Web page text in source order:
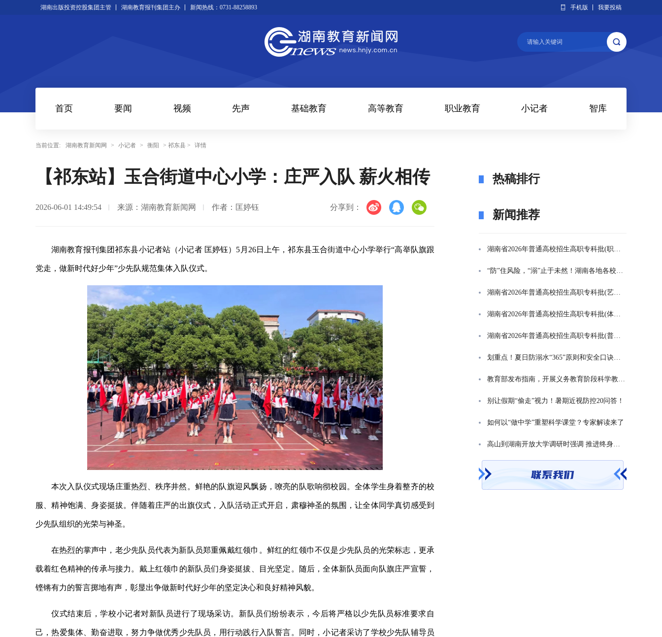
湖南出版投资控股集团主管 湖南教育报刊集团主办 新闻热线：0731-88258893 手机版 我要投稿
首页 要闻 视频 先声 基础教育 高等教育 职业教育 小记者 智库
当前位置: 湖南教育新闻网 > 小记者 > 衡阳 > 祁东县 > 详情
【祁东站】玉合街道中心小学：庄严入队 薪火相传
2026-06-01 14:49:54 来源：湖南教育新闻网 作者：匡婷钰 分享到：
湖南教育报刊集团祁东县小记者站（小记者 匡婷钰）5月26日上午，祁东县玉合街道中心小学举行“高举队旗跟
党走，做新时代好少年”少先队规范集体入队仪式。
本次入队仪式现场庄重热烈、秩序井然。鲜艳的队旗迎风飘扬，嘹亮的队歌响彻校园。全体学生身着整齐的校
服、精神饱满、身姿挺拔。伴随着庄严的出旗仪式，入队活动正式开启，肃穆神圣的氛围，让全体同学真切感受到
少先队组织的光荣与神圣。
在热烈的掌声中，老少先队员代表为新队员郑重佩戴红领巾。鲜红的红领巾不仅是少先队员的光荣标志，更承
载着红色精神的传承与接力。戴上红领巾的新队员们身姿挺拔、目光坚定。随后，全体新队员面向队旗庄严宣誓，
铿锵有力的誓言掷地有声，彰显出争做新时代好少年的坚定决心和良好精神风貌。
仪式结束后，学校小记者对新队员进行了现场采访。新队员们纷纷表示，今后将严格以少先队员标准要求自
己，热爱集体、勤奋进取，努力争做优秀少先队员，用行动践行入队誓言。同时，小记者采访了学校少先队辅导员
热稿排行
新闻推荐
湖南省2026年普通高校招生高职专科批(职高对口类)第一次投档分数线
“防”住风险，“溺”止于未然！湖南各地各校打响防溺水“保卫战”
湖南省2026年普通高校招生高职专科批(艺术类)第一次投档分数线
湖南省2026年普通高校招生高职专科批(体育类)第一次投档分数线
湖南省2026年普通高校招生高职专科批(普通类)第一次投档分数线
划重点！夏日防溺水“365”原则和安全口诀一起学
教育部发布指南，开展义务教育阶段科学教育“做中学”领航行动
别让假期“偷走”视力！暑期近视防控20问答！
如何以“做中学”重塑科学课堂？专家解读来了
高山到湖南开放大学调研时强调 推进终身教育发展 在服务学习型社会建设中走好转型升级发展之路